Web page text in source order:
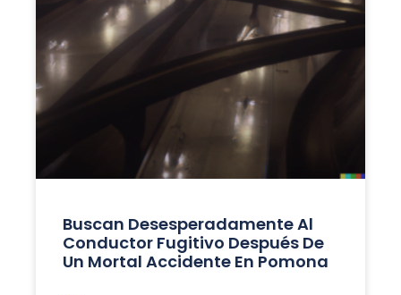
Buscan Desesperadamente Al
Conductor Fugitivo Después De
Un Mortal Accidente En Pomona